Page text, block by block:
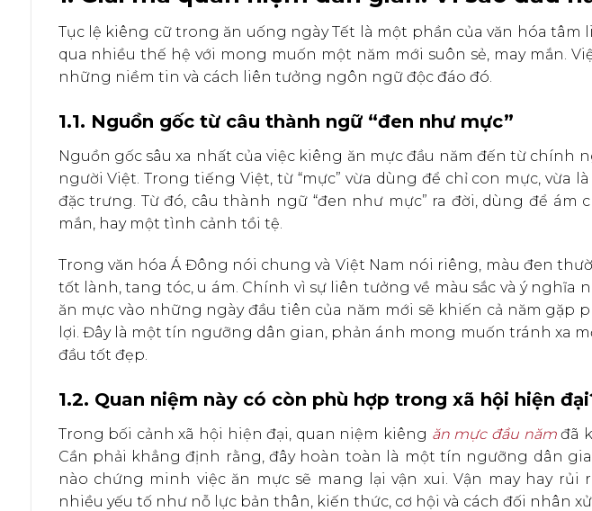
Tục lệ kiêng cữ trong ăn uống ngày Tết là một phần của văn hóa tâm
qua nhiều thế hệ với mong muốn một năm mới suôn sẻ, may mắn.
những niềm tin và cách liên tưởng ngôn ngữ độc đáo đó.
1.1. Nguồn gốc từ câu thành ngữ “đen như mực”
Nguồn gốc sâu xa nhất của việc kiêng ăn mực đầu năm đến từ chính
người Việt. Trong tiếng Việt, từ “mực” vừa dùng để chỉ con mực, vừa
đặc trưng. Từ đó, câu thành ngữ “đen như mực” ra đời, dùng để ám
mắn, hay một tình cảnh tồi tệ.
Trong văn hóa Á Đông nói chung và Việt Nam nói riêng, màu đen
tốt lành, tang tóc, u ám. Chính vì sự liên tưởng về màu sắc và ý nghĩa
ăn mực vào những ngày đầu tiên của năm mới sẽ khiến cả năm gặp
lợi. Đây là một tín ngưỡng dân gian, phản ánh mong muốn tránh xa
đầu tốt đẹp.
1.2. Quan niệm này có còn phù hợp trong xã hội hiện
Trong bối cảnh xã hội hiện đại, quan niệm kiêng ăn mực đầu nămđã
Cần phải khẳng định rằng, đây hoàn toàn là một tín ngưỡng dân
nào chứng minh việc ăn mực sẽ mang lại vận xui. Vận may hay
nhiều yếu tố như nỗ lực bản thân, kiến thức, cơ hội và cách đối nhân xử